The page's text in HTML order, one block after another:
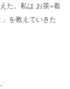
た。私は お茶×着
を教えていきた